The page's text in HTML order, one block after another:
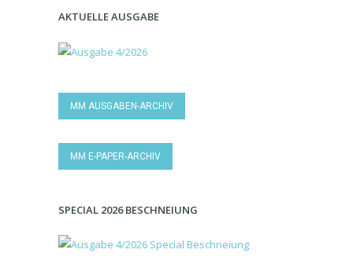
AKTUELLE AUSGABE
MM AUSGABEN-ARCHIV
MM E-PAPER-ARCHIV
SPECIAL 2026 BESCHNEIUNG